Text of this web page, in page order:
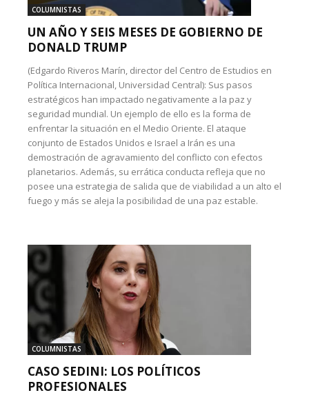
COLUMNISTAS
UN AÑO Y SEIS MESES DE GOBIERNO DE
DONALD TRUMP
(Edgardo Riveros Marín, director del Centro de Estudios en
Política Internacional, Universidad Central): Sus pasos
estratégicos han impactado negativamente a la paz y
seguridad mundial. Un ejemplo de ello es la forma de
enfrentar la situación en el Medio Oriente. El ataque
conjunto de Estados Unidos e Israel a Irán es una
demostración de agravamiento del conflicto con efectos
planetarios. Además, su errática conducta refleja que no
posee una estrategia de salida que de viabilidad a un alto el
fuego y más se aleja la posibilidad de una paz estable.
COLUMNISTAS
CASO SEDINI: LOS POLÍTICOS
PROFESIONALES